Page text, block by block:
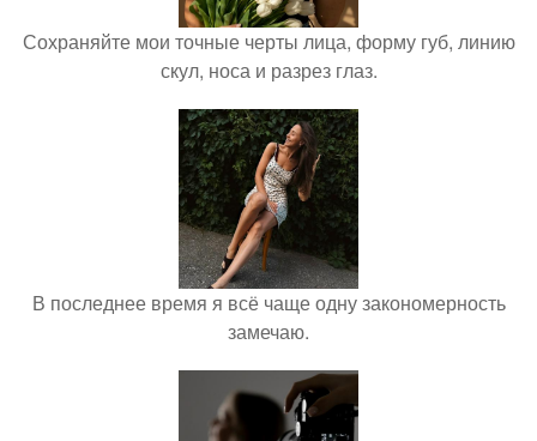
Сохраняйте мои точные черты лица, форму губ, линию
скул, носа и разрез глаз.
В последнее время я всё чаще одну закономерность
замечаю.